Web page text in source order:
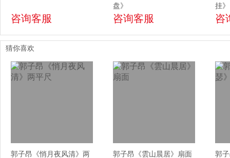
咨询客服
盘》
咨询客服
挂》
咨
猜你喜欢
郭子昂《悄月夜风清》两
郭子昂《雲山晨居》扇面
郭